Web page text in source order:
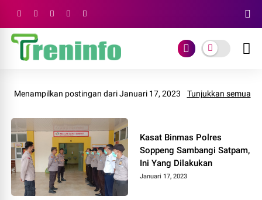
Menampilkan postingan dari Januari 17, 2023 Tunjukkan semua
Kasat Binmas Polres
Soppeng Sambangi Satpam,
Ini Yang Dilakukan
Januari 17, 2023